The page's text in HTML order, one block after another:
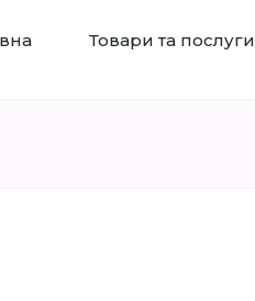
Товари та послуги